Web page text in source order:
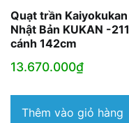
Quạt trần Kaiyokukan
Nhật Bản KUKAN -211
cánh 142cm
13.670.000₫
Thêm vào giỏ hàng